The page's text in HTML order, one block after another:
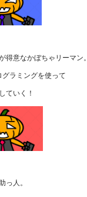
得意なかぼちゃリーマン。
グラミングを使って
ていく！
っ人。